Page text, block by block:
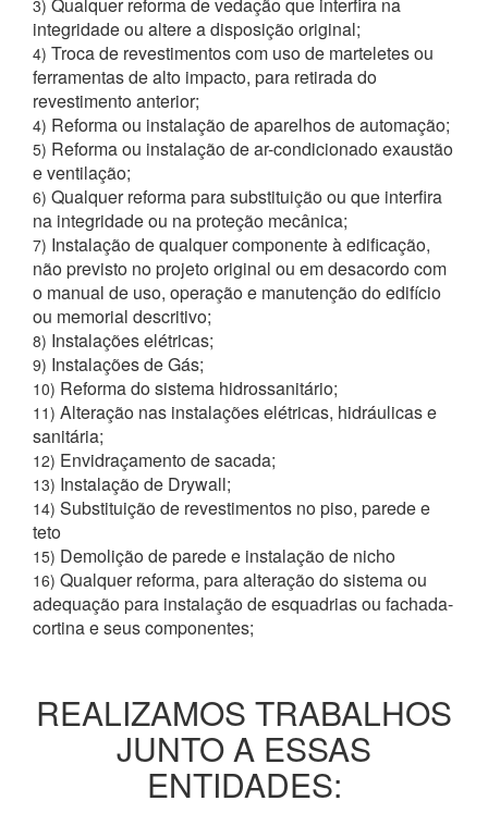
3)
integridade ou altere a disposição original;
4) Troca de revestimentos com uso de marteletes ou
ferramentas de alto impacto, para retirada do
revestimento anterior;
4) Reforma ou instalação de aparelhos de automação;
5) Reforma ou instalação de ar-condicionado exaustão
e ventilação;
6) Qualquer reforma para substituição ou que interfira
na integridade ou na proteção mecânica;
7) Instalação de qualquer componente à edificação,
não previsto no projeto original ou em desacordo com
o manual de uso, operação e manutenção do edifício
ou memorial descritivo;
8) Instalações elétricas;
9) Instalações de Gás;
10) Reforma do sistema hidrossanitário;
11) Alteração nas instalações elétricas, hidráulicas e
sanitária;
12) Envidraçamento de sacada;
13) Instalação de Drywall;
14) Substituição de revestimentos no piso, parede e
teto
15) Demolição de parede e instalação de nicho
16) Qualquer reforma, para alteração do sistema ou
adequação para instalação de esquadrias ou fachada-
cortina e seus componentes;
REALIZAMOS TRABALHOS
JUNTO A ESSAS
ENTIDADES: